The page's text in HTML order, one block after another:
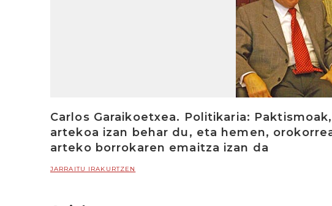
Carlos Garaikoetxea. Politikaria:
artekoa izan behar du, eta hemen,
arteko borrokaren emaitza izan da
JARRAITU IRAKURTZEN